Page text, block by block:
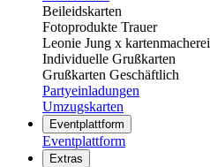
Beileidskarten
Fotoprodukte Trauer
Leonie Jung x kartenmacherei
Individuelle Grußkarten
Grußkarten Geschäftlich
Partyeinladungen
Umzugskarten
Eventplattform
Eventplattform
Extras